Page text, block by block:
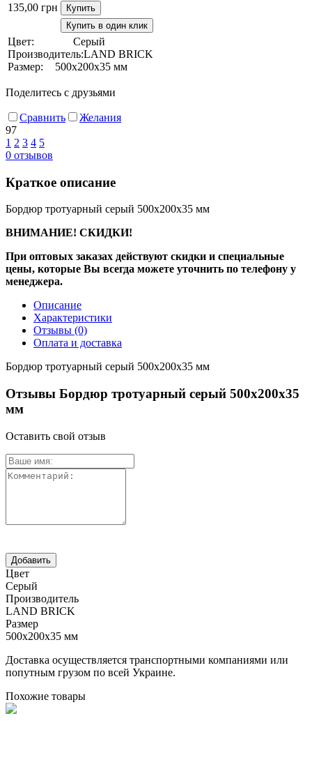
135,00 грн
Купить
Купить в один клик
Цвет:
Серый
Производитель:LAND BRICK
Размер:
500х200х35 мм
Поделитесь с друзьями
Сравнить
Желания
97
1 2 3 4 5
0 отзывов
Краткое описание
Бордюр тротуарный серый 500х200х35 мм
ВНИМАНИЕ! СКИДКИ!
При оптовых заказах действуют скидки и специальные
цены, которые Вы всегда можете уточнить по телефону у
менеджера.
Описание
Характеристики
Отзывы (0)
Оплата и доставка
Бордюр тротуарный серый 500х200х35 мм
Отзывы Бордюр тротуарный серый 500х200х35
мм
Оставить свой отзыв
Цвет
Серый
Производитель
LAND BRICK
Размер
500х200х35 мм
Доставка осуществляется транспортными компаниями или
попутным грузом по всей Украине.
Похожие товары